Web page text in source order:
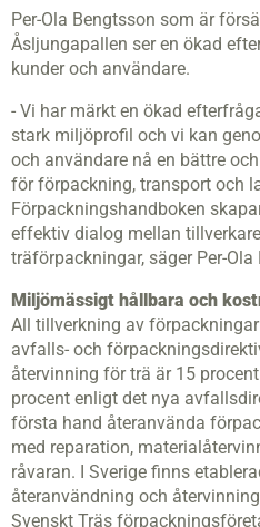
Per-Ola Bengtsson som är
Åsljungapallen ser en ökad
kunder och användare.
- Vi har märkt en ökad
stark miljöprofil och vi kan
och användare nå en bättre
för förpackning, transport och
Förpackningshandboken
effektiv dialog mellan
träförpackningar, säger Per-Ola
Miljömässigt hållbara och
All tillverkning av
avfalls- och
återvinning för trä är 15
procent enligt det nya
första hand återanvända
med reparation,
råvaran. I Sverige finns
återanvändning och
Svenskt Träs